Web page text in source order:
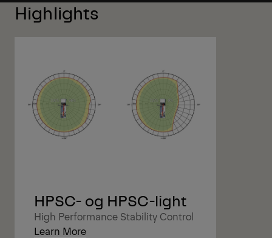
Highlights
HPSC- og HPSC-light
High Performance Stability Control
Learn More